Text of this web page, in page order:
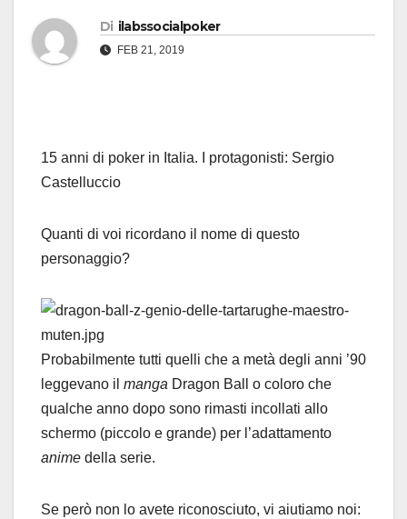
Di ilabssocialpoker
FEB 21, 2019
15 anni di poker in Italia. I protagonisti: Sergio
Castelluccio
Quanti di voi ricordano il nome di questo
personaggio?
Probabilmente tutti quelli che a metà degli anni ’90
leggevano il manga Dragon Ball o coloro che
qualche anno dopo sono rimasti incollati allo
schermo (piccolo e grande) per l’adattamento
anime della serie.
Se però non lo avete riconosciuto, vi aiutiamo noi: